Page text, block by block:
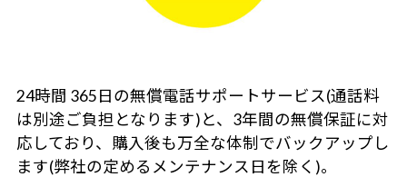
24時間 365日の無償電話サポートサービス(通話料
は別途ご負担となります)と、3年間の無償保証に対
応しており、購入後も万全な体制でバックアップし
ます(弊社の定めるメンテナンス日を除く)。